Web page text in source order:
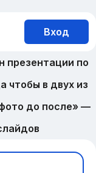
Вход
презентации по
чтобы в двух из
до после» —